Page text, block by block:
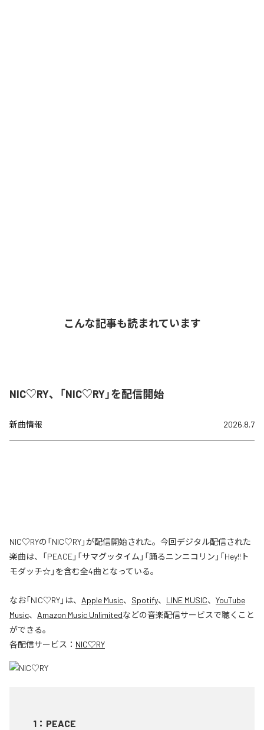
こんな記事も読まれています
NIC♡RY、「NIC♡RY」を配信開始
新曲情報 2026.8.7
NIC♡RYの「NIC♡RY」が配信開始された。今回デジタル配信された
楽曲は、「PEACE」「サマグッタイム」「踊るニンニコリン」「Hey!!ト
モダッチ☆」を含む全4曲となっている。
なお「NIC♡RY」は、 Apple Music、 Spotify、 LINE MUSIC、 YouTube
Music、 Amazon Music Unlimitedなどの音楽配信サービスで聴くこと
ができる。
各配信サービス： NIC♡RY
1 ： PEACE